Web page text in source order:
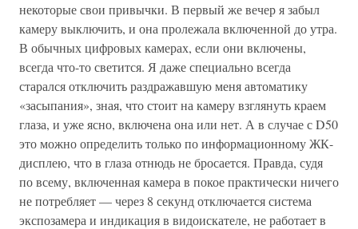
некоторые свои привычки. В первый же вечер я забыл
камеру выключить, и она пролежала включенной до утра.
В обычных цифровых камерах, если они включены,
всегда что-то светится. Я даже специально всегда
старался отключить раздражавшую меня автоматику
«засыпания», зная, что стоит на камеру взглянуть краем
глаза, и уже ясно, включена она или нет. А в случае с D50
это можно определить только по информационному ЖК-
дисплею, что в глаза отнюдь не бросается. Правда, судя
по всему, включенная камера в покое практически ничего
не потребляет — через 8 секунд отключается система
экспозамера и индикация в видоискателе, не работает в